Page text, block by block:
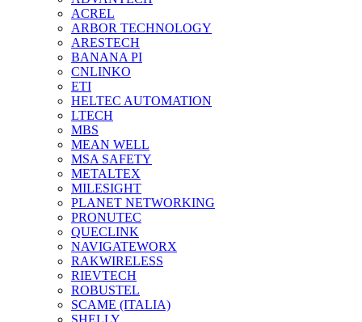
ACREL
ARBOR TECHNOLOGY
ARESTECH
BANANA PI
CNLINKO
ETI
HELTEC AUTOMATION
LTECH
MBS
MEAN WELL
MSA SAFETY
METALTEX
MILESIGHT
PLANET NETWORKING
PRONUTEC
QUECLINK
NAVIGATEWORX
RAKWIRELESS
RIEVTECH
ROBUSTEL
SCAME (ITALIA)
SHELLY